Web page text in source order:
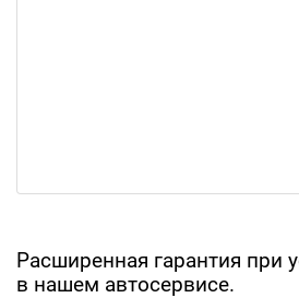
Расширенная гарантия при
в нашем автосервисе.